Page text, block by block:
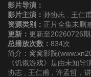
第20190922期
第20191013期
第20191103期
影片导演：
影片主演： 孙协志 , 王仁
资源类别： 正片全集未删
更新： 更新至20260726
总播放次数： 834次
简介：窝窝影院
《饥饿游戏》是由未知
协志 , 王仁甫 , 许孟哲，